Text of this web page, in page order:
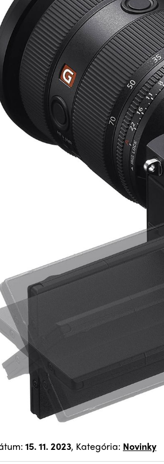
15. 11. 2023, Kategória: Novinky